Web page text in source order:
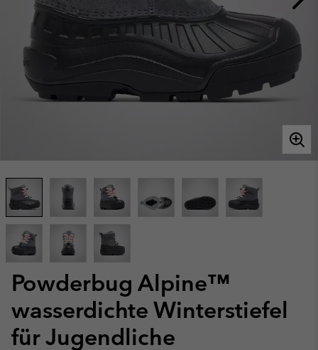
Powderbug Alpine™
wasserdichte Winterstiefel
für Jugendliche